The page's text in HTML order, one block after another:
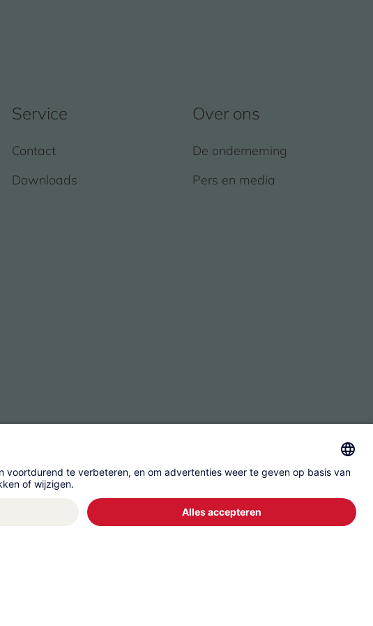
Service
Contact
Downloads
Over ons
De onderneming
Pers en media